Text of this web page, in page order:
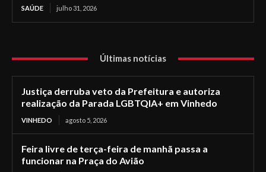
SAÚDE julho 31, 2026
Últimas notícias
Justiça derruba veto da Prefeitura e autoriza
realização da Parada LGBTQIA+ em Vinhedo
VINHEDO agosto 5, 2026
Feira livre de terça-feira de manhã passa a
funcionar na Praça do Avião